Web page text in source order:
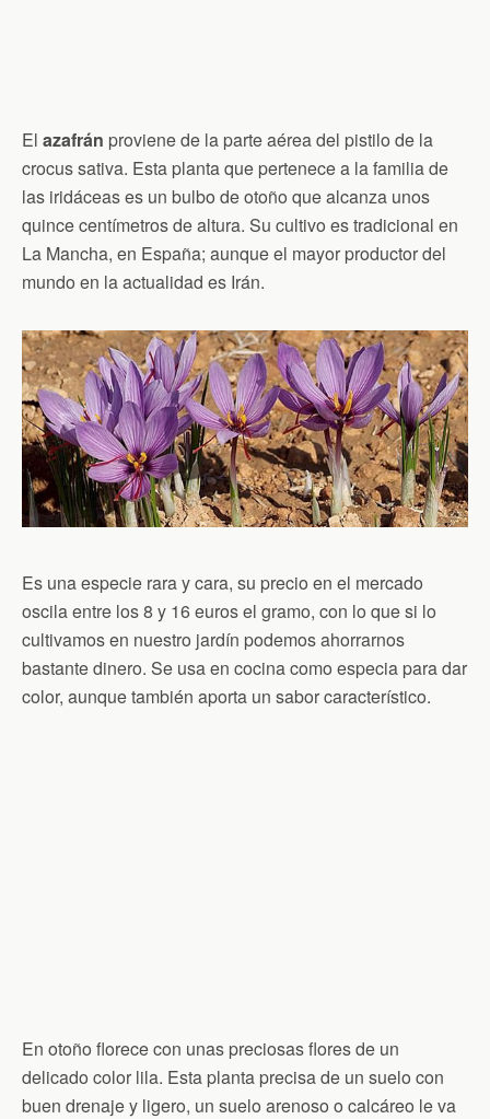
El azafrán proviene de la parte aérea del pistilo de la
crocus sativa. Esta planta que pertenece a la familia de
las iridáceas es un bulbo de otoño que alcanza unos
quince centímetros de altura. Su cultivo es tradicional en
La Mancha, en España; aunque el mayor productor del
mundo en la actualidad es Irán.
Es una especie rara y cara, su precio en el mercado
oscila entre los 8 y 16 euros el gramo, con lo que si lo
cultivamos en nuestro jardín podemos ahorrarnos
bastante dinero. Se usa en cocina como especia para dar
color, aunque también aporta un sabor característico.
En otoño florece con unas preciosas flores de un
delicado color lila. Esta planta precisa de un suelo con
buen drenaje y ligero, un suelo arenoso o calcáreo le va